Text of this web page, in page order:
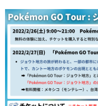
【2022年1月28日】
ソフトバンクが「
のチケットが当たる
【2022年1月26日】
「Pokémon GO